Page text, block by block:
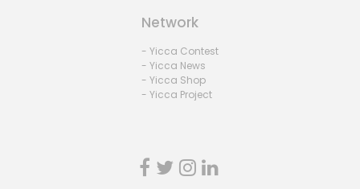
Network
- Yicca Contest
- Yicca News
- Yicca Shop
- Yicca Project